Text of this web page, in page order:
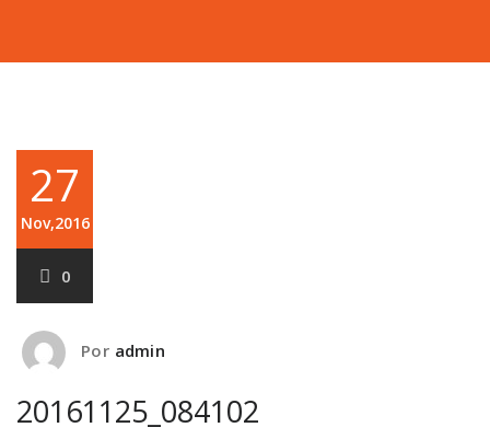
27
Nov,2016
0
Por admin
20161125_084102